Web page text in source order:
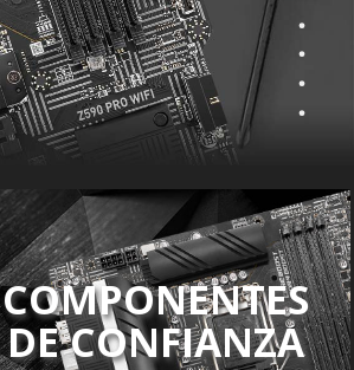
COMPONENTES
DE CONFIANZA